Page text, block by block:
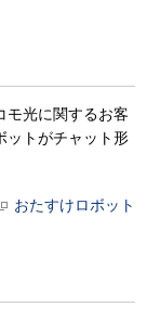
モ光に関するお客
ットがチャット形
おたすけロボット